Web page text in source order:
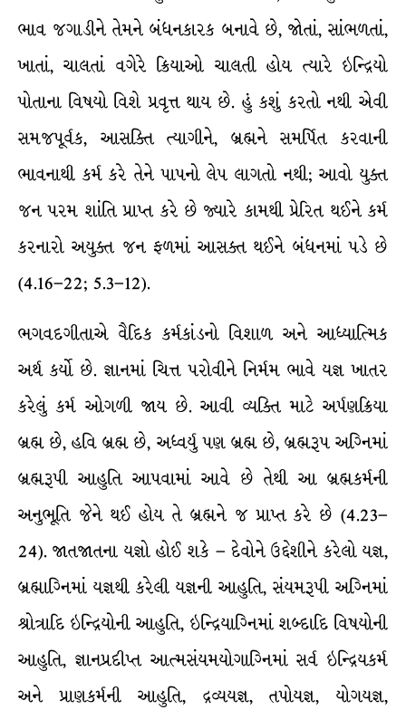
ભાવ જગાડીને તેમને બંધનકારક બનાવે છે, જોતાં, સાંભળતાં,
ખાતાં, ચાલતાં વગેરે ક્રિયાઓ ચાલતી હોય ત્યારે ઇન્દ્રિયો
પોતાના વિષયો વિશે પ્રવૃત્ત થાય છે. હું કશું કરતો નથી એવી
સમજપૂર્વક, આસક્તિ ત્યાગીને, બ્રહ્મને સમર્પિત કરવાની
ભાવનાથી કર્મ કરે તેને પાપનો લેપ લાગતો નથી; આવો યુક્ત
જન પરમ શાંતિ પ્રાપ્ત કરે છે જ્યારે કામથી પ્રેરિત થઈને કર્મ
કરનારો અયુક્ત જન ફળમાં આસક્ત થઈને બંધનમાં પડે છે
(4.16–22; 5.3–12).
ભગવદગીતાએ વૈદિક કર્મકાંડનો વિશાળ અને આધ્યાત્મિક
અર્થ કર્યો છે. જ્ઞાનમાં ચિત્ત પરોવીને નિર્મમ ભાવે યજ્ઞ ખાતર
કરેલું કર્મ ઓગળી જાય છે. આવી વ્યક્તિ માટે અર્પણક્રિયા
બ્રહ્મ છે, હવિ બ્રહ્મ છે, અધ્વર્યુ પણ બ્રહ્મ છે, બ્રહ્મરૂપ અગ્નિમાં
બ્રહ્મરૂપી આહુતિ આપવામાં આવે છે તેથી આ બ્રહ્મકર્મની
અનુભૂતિ જેને થઈ હોય તે બ્રહ્મને જ પ્રાપ્ત કરે છે (4.23–
24). જાતજાતના યજ્ઞો હોઈ શકે – દેવોને ઉદ્દેશીને કરેલો યજ્ઞ,
બ્રહ્માગ્નિમાં યજ્ઞથી કરેલી યજ્ઞની આહુતિ, સંયમરૂપી અગ્નિમાં
શ્રોત્રાદિ ઇન્દ્રિયોની આહુતિ, ઇન્દ્રિયાગ્નિમાં શબ્દાદિ વિષયોની
આહુતિ, જ્ઞાનપ્રદીપ્ત આત્મસંયમયોગાગ્નિમાં સર્વ ઇન્દ્રિયકર્મ
અને પ્રાણકર્મની આહુતિ, દ્રવ્યયજ્ઞ, તપોયજ્ઞ, યોગયજ્ઞ,